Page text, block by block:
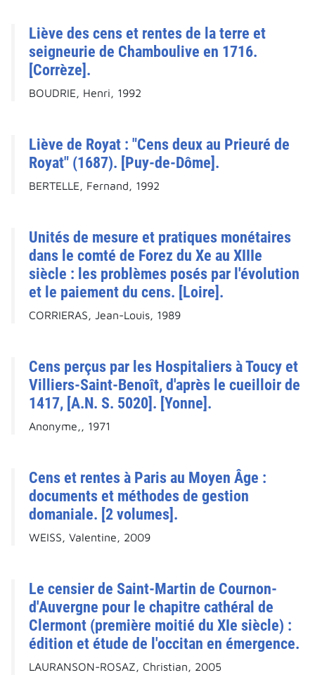
Liève des cens et rentes de la terre et
seigneurie de Chamboulive en 1716.
[Corrèze].
BOUDRIE, Henri, 1992
Liève de Royat : "Cens deux au Prieuré de
Royat" (1687). [Puy-de-Dôme].
BERTELLE, Fernand, 1992
Unités de mesure et pratiques monétaires
dans le comté de Forez du Xe au XIIIe
siècle : les problèmes posés par l'évolution
et le paiement du cens. [Loire].
CORRIERAS, Jean-Louis, 1989
Cens perçus par les Hospitaliers à Toucy et
Villiers-Saint-Benoît, d'après le cueilloir de
1417, [A.N. S. 5020]. [Yonne].
Anonyme,, 1971
Cens et rentes à Paris au Moyen Âge :
documents et méthodes de gestion
domaniale. [2 volumes].
WEISS, Valentine, 2009
Le censier de Saint-Martin de Cournon-
d'Auvergne pour le chapitre cathéral de
Clermont (première moitié du XIe siècle) :
édition et étude de l'occitan en émergence.
LAURANSON-ROSAZ, Christian, 2005